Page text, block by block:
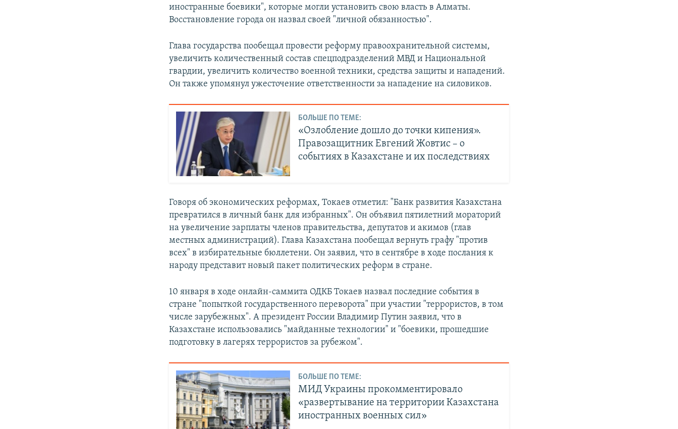
иностранные боевики", которые могли установить свою власть в Алматы.
Восстановление города он назвал своей "личной обязанностью".
Глава государства пообещал провести реформу правоохранительной системы,
увеличить количественный состав спецподразделений МВД и Национальной
гвардии, увеличить количество военной техники, средства защиты и нападений.
Он также упомянул ужесточение ответственности за нападение на силовиков.
БОЛЬШЕ ПО ТЕМЕ:
«Озлобление дошло до точки кипения».
Правозащитник Евгений Жовтис – о
событиях в Казахстане и их последствиях
Говоря об экономических реформах, Токаев отметил: "Банк развития Казахстана
превратился в личный банк для избранных". Он объявил пятилетний мораторий
на увеличение зарплаты членов правительства, депутатов и акимов (глав
местных администраций). Глава Казахстана пообещал вернуть графу "против
всех" в избирательные бюллетени. Он заявил, что в сентябре в ходе послания к
народу представит новый пакет политических реформ в стране.
10 января в ходе онлайн-саммита ОДКБ Токаев назвал последние события в
стране "попыткой государственного переворота" при участии "террористов, в том
числе зарубежных". А президент России Владимир Путин заявил, что в
Казахстане использовались "майданные технологии" и "боевики, прошедшие
подготовку в лагерях террористов за рубежом".
БОЛЬШЕ ПО ТЕМЕ:
МИД Украины прокомментировало
«развертывание на территории Казахстана
иностранных военных сил»